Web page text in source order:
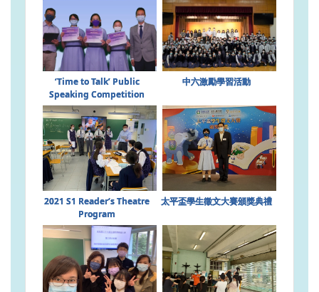
‘Time to Talk’ Public
Speaking Competition
中六激勵學習活動
2021 S1 Reader‘s Theatre
Program
太平盃學生徵文大賽頒獎典禮